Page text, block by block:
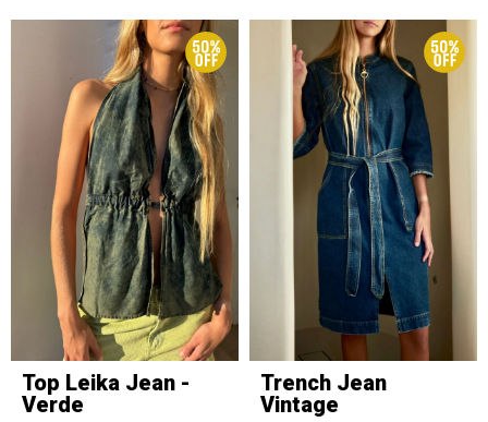
Top Leika Jean -
Verde
Trench Jean
Vintage